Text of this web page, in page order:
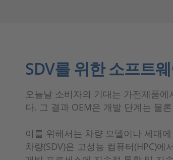
SDV를 위한 소프트
오늘날 소비자의 기대는 가전제품
다. 그 결과 OEM은 개발 단계는 물
이를 위해서는 차량 모델이나 세대
차량(SDV)은 고성능 컴퓨터(HPC)